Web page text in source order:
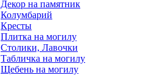
Декор на памятник
Колумбарий
Кресты
Плитка на могилу
Столики, Лавочки
Табличка на могилу
Щебень на могилу